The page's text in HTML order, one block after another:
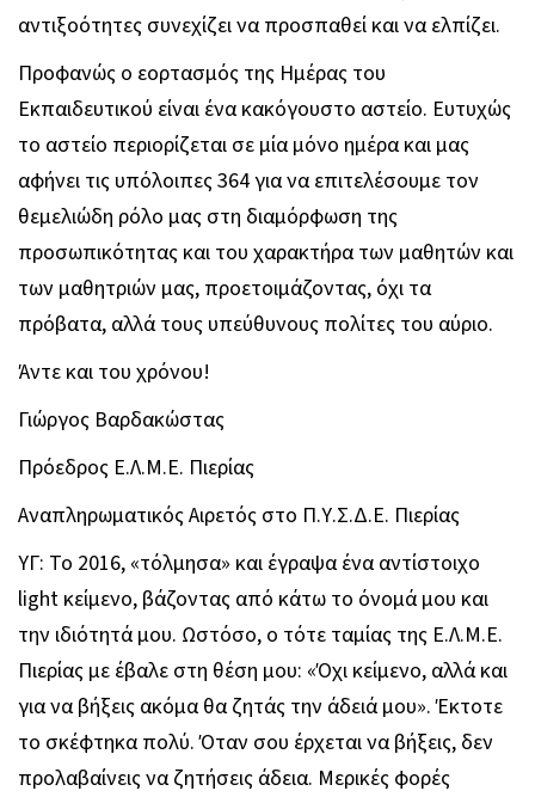
αντιξοότητες συνεχίζει να προσπαθεί και να ελπίζει.
Προφανώς ο εορτασμός της Ημέρας του
Εκπαιδευτικού είναι ένα κακόγουστο αστείο. Ευτυχώς
το αστείο περιορίζεται σε μία μόνο ημέρα και μας
αφήνει τις υπόλοιπες 364 για να επιτελέσουμε τον
θεμελιώδη ρόλο μας στη διαμόρφωση της
προσωπικότητας και του χαρακτήρα των μαθητών και
των μαθητριών μας, προετοιμάζοντας, όχι τα
πρόβατα, αλλά τους υπεύθυνους πολίτες του αύριο.
Άντε και του χρόνου!
Γιώργος Βαρδακώστας
Πρόεδρος Ε.Λ.Μ.Ε. Πιερίας
Αναπληρωματικός Αιρετός στο Π.Υ.Σ.Δ.Ε. Πιερίας
ΥΓ: Το 2016, «τόλμησα» και έγραψα ένα αντίστοιχο
light κείμενο, βάζοντας από κάτω το όνομά μου και
την ιδιότητά μου. Ωστόσο, ο τότε ταμίας της Ε.Λ.Μ.Ε.
Πιερίας με έβαλε στη θέση μου: «Όχι κείμενο, αλλά και
για να βήξεις ακόμα θα ζητάς την άδειά μου». Έκτοτε
το σκέφτηκα πολύ. Όταν σου έρχεται να βήξεις, δεν
προλαβαίνεις να ζητήσεις άδεια. Μερικές φορές